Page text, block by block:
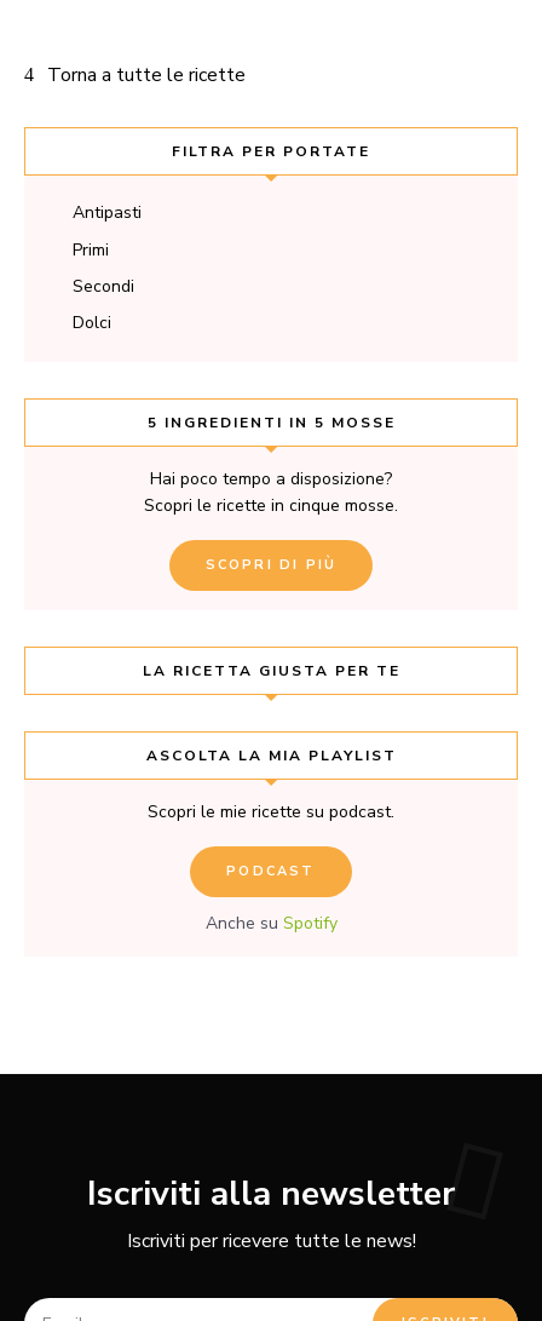
Torna a tutte le ricette
FILTRA PER PORTATE
Antipasti
Primi
Secondi
Dolci
5 INGREDIENTI IN 5 MOSSE
Hai poco tempo a disposizione?
Scopri le ricette in cinque mosse.
SCOPRI DI PIÙ
LA RICETTA GIUSTA PER TE
ASCOLTA LA MIA PLAYLIST
Scopri le mie ricette su podcast.
PODCAST
Anche su Spotify
Iscriviti alla newsletter
Iscriviti per ricevere tutte le news!